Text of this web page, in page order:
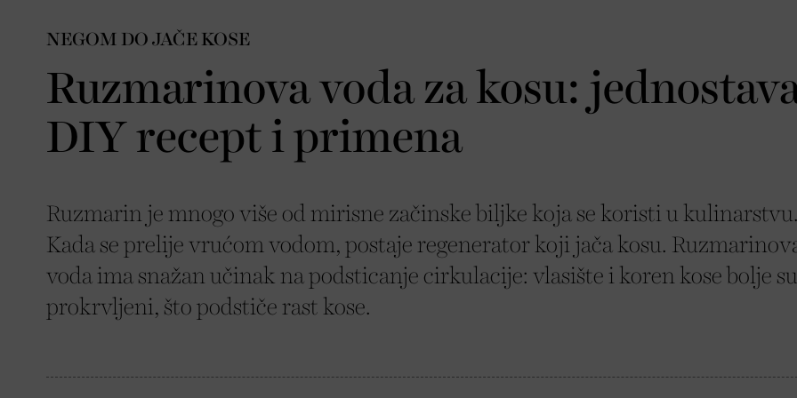
NEGOM DO JAČE KOSE
Ruzmarinova voda za kosu:
DIY recept i primena
Ruzmarin je mnogo više od mirisne začinske biljke koja se koristi u kulinarstvu.
Kada se prelije vrućom vodom, postaje regenerator koji jača kosu.
voda ima snažan učinak na podsticanje cirkulacije: vlasište i koren kose bolje su
prokrvljeni, što podstiče rast kose.